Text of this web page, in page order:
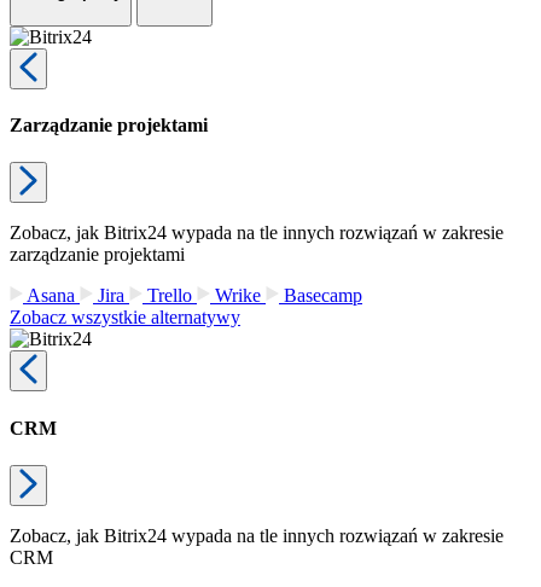
Zarządzanie projektami
Zobacz, jak Bitrix24 wypada na tle innych rozwiązań w zakresie
zarządzanie projektami
Asana
Jira Trello Wrike
Basecamp
Zobacz wszystkie alternatywy
CRM
Zobacz, jak Bitrix24 wypada na tle innych rozwiązań w zakresie
CRM